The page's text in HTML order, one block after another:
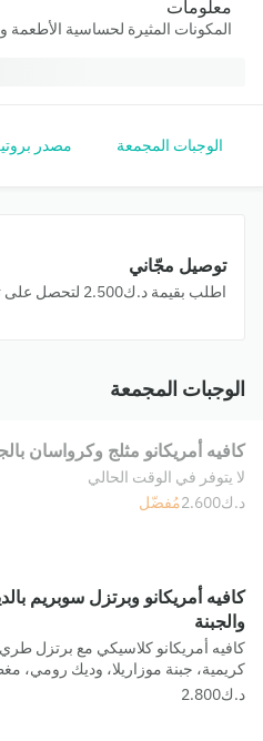
معلومات
المكونات المثيرة لحساسية
الوجبات المجمعة مصدر
توصيل مجّاني
اطلب بقيمة ‪⁦د.ك2.500⁩‬ لتحصل على توصيل مجاني
الوجبات المجمعة
كافيه أمريكانو مثلج وكرواسان
لا يتوفر في الوقت الحالي
مُفضّل
كافيه أمريكانو وبرتزل سوبريم
والجبنة
كافيه أمريكانو كلاسيكي مع برتزل
كريمية، جبنة موزاريلا، وديك رومي،
بارميزان، وقطع طماطم وبقدونس.